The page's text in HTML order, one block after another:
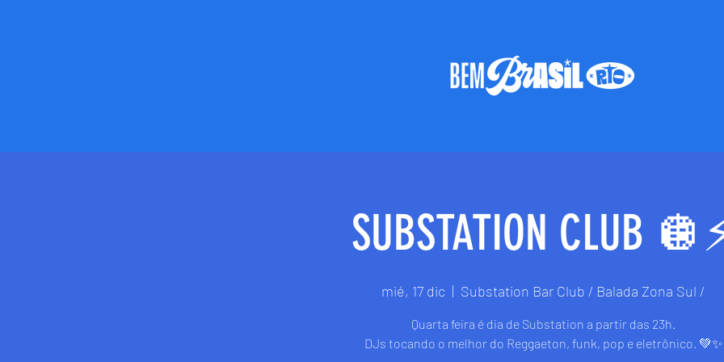
SUBSTATION CLUB
mié, 17 dic
  |
Substation Bar Club / Balada Zona Sul /
Quarta feira é dia de Substation a partir das 23h.
DJs tocando o melhor do Reggaeton, funk, pop e eletrônico. 💚✨